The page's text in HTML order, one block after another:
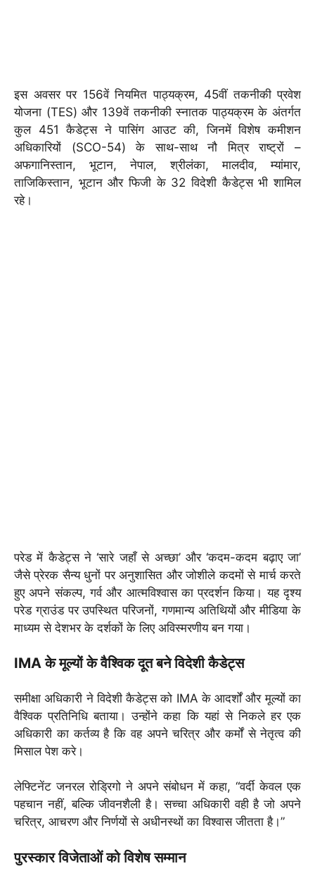
इस अवसर पर 156वें नियमित पाठ्यक्रम, 45वीं तकनीकी प्रवेश
योजना (TES) और 139वें तकनीकी स्नातक पाठ्यक्रम के अंतर्गत
कुल 451 कैडेट्स ने पासिंग आउट की, जिनमें विशेष कमीशन
अधिकारियों (SCO-54) के साथ-साथ नौ मित्र राष्ट्रों –
अफगानिस्तान, भूटान, नेपाल, श्रीलंका, मालदीव, म्यांमार,
ताजिकिस्तान, भूटान और फिजी के 32 विदेशी कैडेट्स भी शामिल
रहे।
परेड में कैडेट्स ने ‘सारे जहाँ से अच्छा’ और ‘कदम-कदम बढ़ाए जा’
जैसे प्रेरक सैन्य धुनों पर अनुशासित और जोशीले कदमों से मार्च करते
हुए अपने संकल्प, गर्व और आत्मविश्वास का प्रदर्शन किया। यह दृश्य
परेड ग्राउंड पर उपस्थित परिजनों, गणमान्य अतिथियों और मीडिया के
माध्यम से देशभर के दर्शकों के लिए अविस्मरणीय बन गया।
IMA के मूल्यों के वैश्विक दूत बने विदेशी कैडेट्स
समीक्षा अधिकारी ने विदेशी कैडेट्स को IMA के आदर्शों और मूल्यों का
वैश्विक प्रतिनिधि बताया। उन्होंने कहा कि यहां से निकले हर एक
अधिकारी का कर्तव्य है कि वह अपने चरित्र और कर्मों से नेतृत्व की
मिसाल पेश करे।
लेफ्टिनेंट जनरल रोड्रिगो ने अपने संबोधन में कहा, “वर्दी केवल एक
पहचान नहीं, बल्कि जीवनशैली है। सच्चा अधिकारी वही है जो अपने
चरित्र, आचरण और निर्णयों से अधीनस्थों का विश्वास जीतता है।”
पुरस्कार विजेताओं को विशेष सम्मान